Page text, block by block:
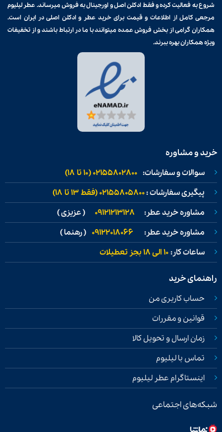
شروع به فعالیت کرده و فقط ادکلن اصل و اورجینال به فروش میرساند. عطر لیلیوم
مرجعی کامل از اطلاعات و قیمت برایخرید عطر و ادکلن اصلی در ایران است.
همکاران گرامی از بخش فروش عمده میتوانند با ما در ارتباط باشند و از تخفیفات
ویژه همکاران بهره ببرند.
خرید و مشاوره
سوالات و سفارشات: 02155802800 (۱۰ تا ۱۸)
پیگیری سفارشات :02155805800 (فقط ۱۳ تا ۱۸)
مشاوره خرید عطر: 09121213128 ( عزیزی )
مشاوره خرید عطر: 09122018066 ( رهنما )
ساعات کار:۱۰ الی ۱۸ بجز تعطیلات
راهنمای خرید
حساب کاربری من
قوانین و مقررات
زمان ارسال و تحویل کالا
تماس با لیلیوم
اینستاگرام عطر لیلیوم
شبکه‌های اجتماعی